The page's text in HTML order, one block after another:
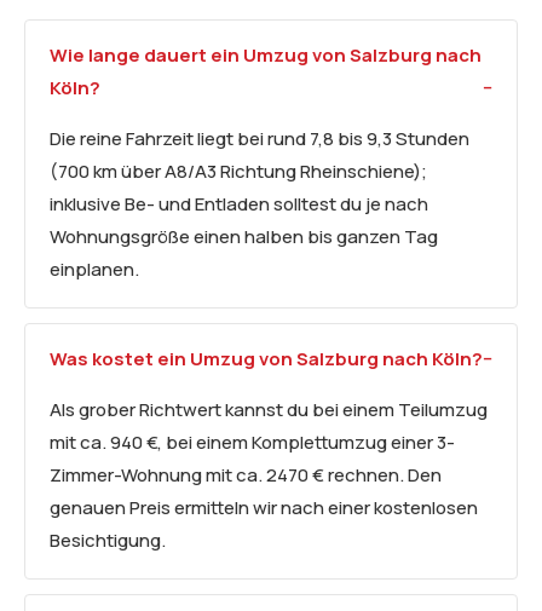
Wie lange dauert ein Umzug von Salzburg nach
Köln?
Die reine Fahrzeit liegt bei rund 7,8 bis 9,3 Stunden
(700 km über A8/A3 Richtung Rheinschiene);
inklusive Be- und Entladen solltest du je nach
Wohnungsgröße einen halben bis ganzen Tag
einplanen.
Was kostet ein Umzug von Salzburg nach Köln?
Als grober Richtwert kannst du bei einem Teilumzug
mit ca. 940 €, bei einem Komplettumzug einer 3-
Zimmer-Wohnung mit ca. 2470 € rechnen. Den
genauen Preis ermitteln wir nach einer kostenlosen
Besichtigung.